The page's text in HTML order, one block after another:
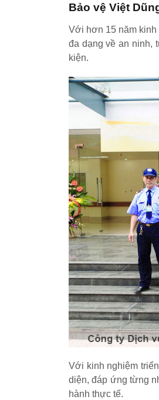
Bảo vệ Việt
Với hơn 15 năm kinh
đa dạng về an ninh,
kiện.
Với kinh nghiệm
diện, đáp ứng từng
hành thực tế.